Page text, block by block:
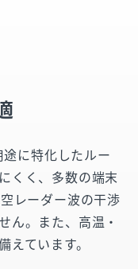
に特化したルー
くく、多数の端末
レーダー波の干渉
ん。また、高温・
ています。